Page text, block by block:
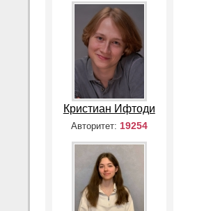
Кристиан Ифтоди
Авторитет: 19254